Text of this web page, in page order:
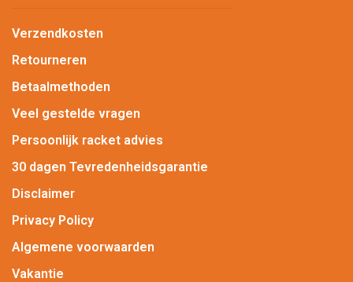
Verzendkosten
Retourneren
Betaalmethoden
Veel gestelde vragen
Persoonlijk racket advies
30 dagen Tevredenheidsgarantie
Disclaimer
Privacy Policy
Algemene voorwaarden
Vakantie